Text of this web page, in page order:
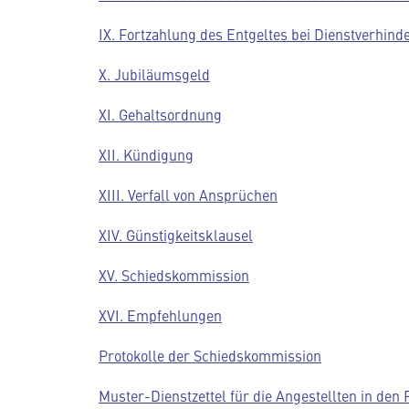
IX. Fortzahlung des Entgeltes bei
X. Jubiläumsgeld
XI. Gehaltsordnung
XII. Kündigung
XIII. Verfall von Ansprüchen
XIV. Günstigkeitsklausel
XV. Schiedskommission
XVI. Empfehlungen
Protokolle der Schiedskommission
Muster-Dienstzettel für die Angestellten in den